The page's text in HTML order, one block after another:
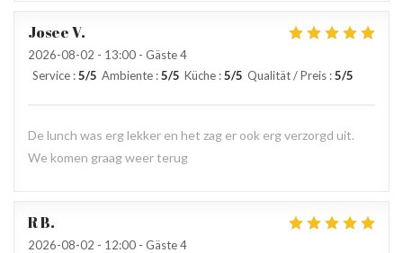
JoseeV
2026-08-02 - 13:00 - Gäste 4
Service :5/5 Ambiente :5/5 Küche :5/5 Qualität / Preis :5/5
De lunch was erg lekker en het zag er ook erg verzorgd uit.
We komen graag weer terug
RB
2026-08-02 - 12:00 - Gäste 4